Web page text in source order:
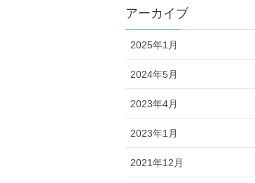
アーカイブ
2025年1月
2024年5月
2023年4月
2023年1月
2021年12月